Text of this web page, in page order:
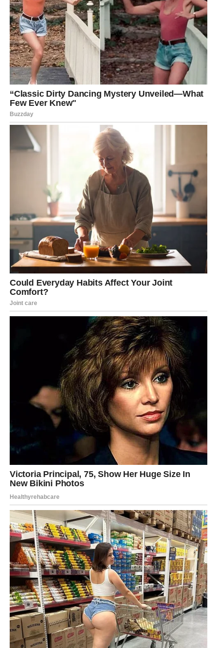
se trudi da ih primijeni u svim aspektima svog života. Ova
filozofija ga vodi kako u muzičkoj karijeri, tako i u ličnom
životu, podstičući ga da bude uzor svojoj djeci i zajednici.
Zaključak: Ljubina Poruka i Inspiracija
Priča Ljube Perućice nije samo priča o muzičkom uspjehu,
već i o ličnoj borbi, prijateljstvu i porodici. Njegov životni put
ukazuje na to da kada se suočavamo s izazovima, važno je
ostati vjeran sebi i svojim vrijednostima. Ljuba danas
predstavlja primjer mnogima, pokazujući da se pravi uspjeh ne
mjeri samo popularnošću, već i kvalitetom odnosa koje
gradimo s ljudima oko nas. Njegova sposobnost da prevaziđe
neistine i ostane fokusiran na ono što je zaista važno,
predstavlja inspiraciju za sve nas koji se suočavamo sličnim
izazovima u životu. Ljuba nas podstiče da vjerujemo u sebe i
da nikada ne gubimo iz vida bitne stvari u životu: ljubav,
porodicu i prijateljstvo.